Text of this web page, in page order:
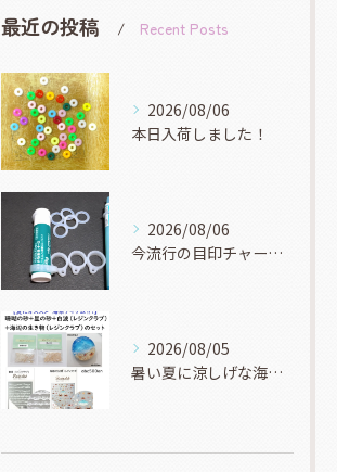
最近の投稿 Recent Posts
2026/08/06
本日入荷しました！
2026/08/06
今流行の目印チャーム！
2026/08/05
暑い夏に涼しげな海系マリン系アイテムを作りませんか？